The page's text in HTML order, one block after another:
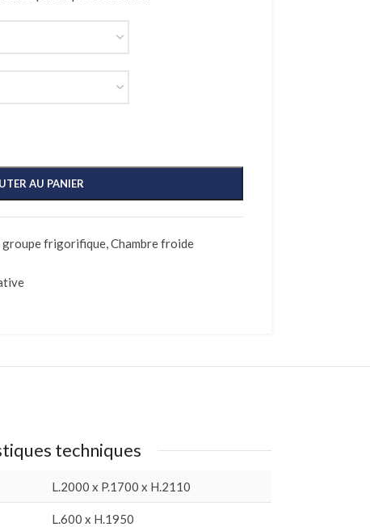
AU PANIER
groupe frigorifique,Chambre froide
techniques
L.2000 x P.1700 x H.2110
L.600 x H.1950